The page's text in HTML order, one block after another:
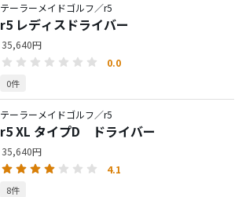
テーラーメイドゴルフ／r5
r5 レディスドライバー
35,640円
0.0
0件
テーラーメイドゴルフ／r5
r5 XL タイプD ドライバー
35,640円
4.1
8件